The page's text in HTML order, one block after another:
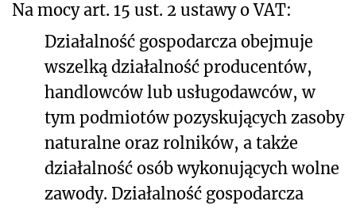
Na mocy art. 15 ust. 2 ustawy o VAT:
Działalność gospodarcza obejmuje
wszelką działalność producentów,
handlowców lub usługodawców, w
tym podmiotów pozyskujących zasoby
naturalne oraz rolników, a także
działalność osób wykonujących wolne
zawody. Działalność gospodarcza